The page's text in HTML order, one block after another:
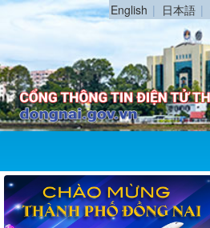
English 日本語